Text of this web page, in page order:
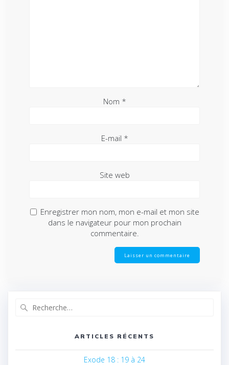
Nom *
E-mail *
Site web
Enregistrer mon nom, mon e-mail et mon site
dans le navigateur pour mon prochain
commentaire.
ARTICLES RÉCENTS
Exode 18 : 19 à 24